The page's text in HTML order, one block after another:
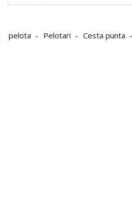
pelota Pelotari Cesta punta